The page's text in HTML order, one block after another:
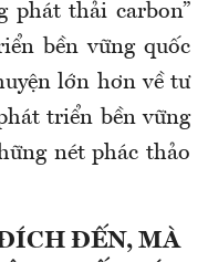
phát thải carbon”
bền vững quốc
lớn hơn về tư
triển bền vững
nét phác thảo
ĐẾN, MÀ